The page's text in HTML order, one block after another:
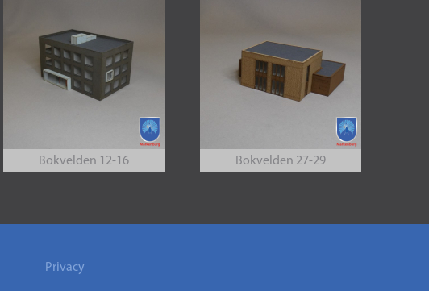
Bokvelden 12-16 Bokvelden 27-29
Privacy